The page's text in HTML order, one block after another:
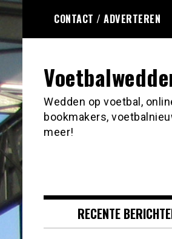
Ga
naar
de
inhoud
CONTACT / ADVERTEREN
Wedden op voetbal,
bookmakers,
meer!
RECENTE